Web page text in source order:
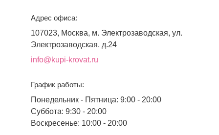
Адрес офиса:
107023, Москва, м. Электрозаводская, ул.
Электрозаводская, д.24
info@kupi-krovat.ru
График работы:
Понедельник - Пятница: 9:00 - 20:00
Суббота: 9:30 - 20:00
Воскресенье: 10:00 - 20:00